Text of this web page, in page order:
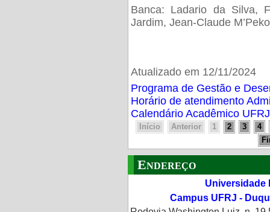
Banca: Ladario da Silva,
Jardim, Jean-Claude M’Peko
Atualizado em 12/11/2024
Programa de Gestão e
Horário de atendimento
Calendário Acadêmico
Início Anterior 1 2 3
4
Endereço
Universidade
Campus UFRJ -